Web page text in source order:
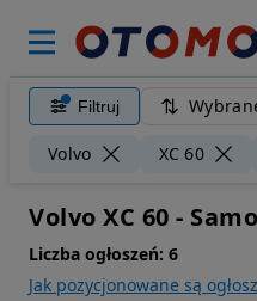
Filtruj
Volvo XC 60
Volvo XC 60 -
Liczba ogłoszeń: 6
Jak pozycjonowane są